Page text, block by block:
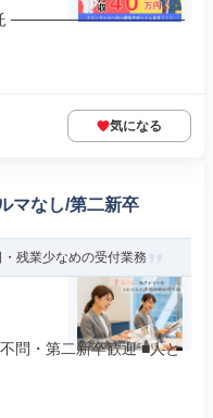
託 ────────────────
気になる
マなし/第二新卒
残業少なめの受付業務
問・第二新卒歓迎 ■人と